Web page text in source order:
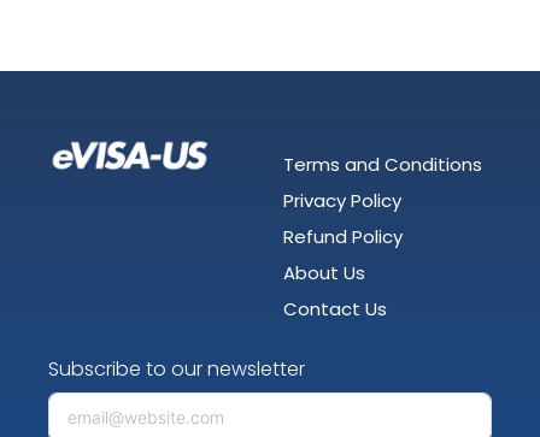
Terms and Conditions
Privacy Policy
Refund Policy
About Us
Contact Us
Subscribe to our newsletter